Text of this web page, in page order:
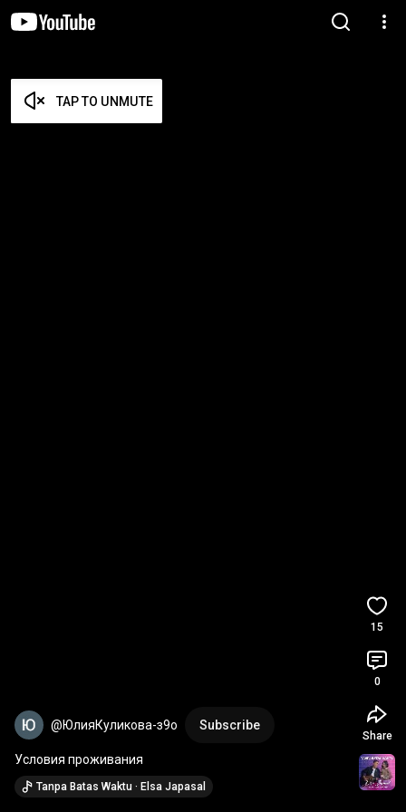
TAP TO UNMUTE
@ЮлияКуликова-з9о Subscribe
Условия проживания
Tanpa Batas Waktu · Elsa Japasal
15
0
Share